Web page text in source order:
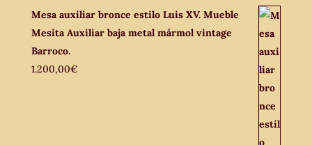
Mesa auxiliar bronce estilo Luis XV. Mueble
Mesita Auxiliar baja metal mármol vintage
Barroco.
1.200,00€